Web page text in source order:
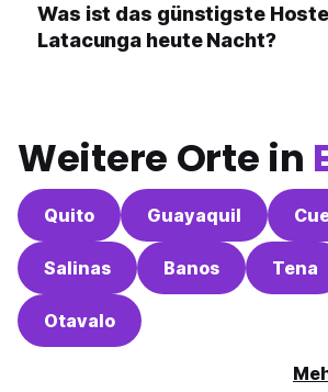
Was ist das günstigste
Latacunga heute Nacht?
Weitere Orte in
Quito Guayaquil
Salinas Banos Tena
Otavalo